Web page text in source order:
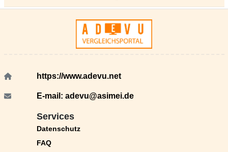
https://www.adevu.net
E-mail:adevu@asimei.de
Services
Datenschutz
FAQ